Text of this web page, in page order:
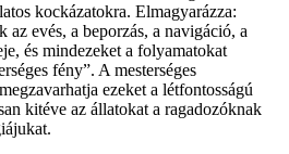
kockázatokra. Elmagyarázza:
az evés, a beporzás, a navigáció, a
és mindezeket a folyamatokat
fény”. A mesterséges
ezeket a létfontosságú
kitéve az állatokat a ragadozóknak